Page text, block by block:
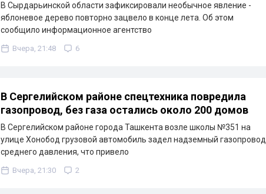
В Сырдарьинской области зафиксировали необычное явление -
яблоневое дерево повторно зацвело в конце лета. Об этом
сообщило информационное агентство
Вчера, 21:48 6
В Сергелийском районе спецтехника повредила
газопровод, без газа остались около 200 домов
В Сергелийском районе города Ташкента возле школы №351 на
улице Хонобод грузовой автомобиль задел надземный газопровод
среднего давления, что привело
Вчера, 21:30 2